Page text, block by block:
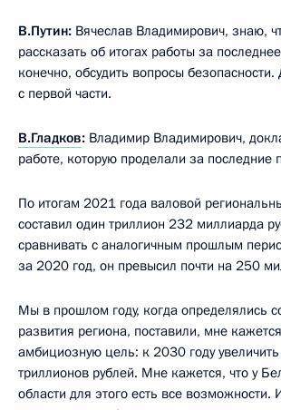
В.Путин: Вячеслав Владимирович, знаю,
рассказать об итогах работы за
конечно, обсудить вопросы
с первой части.
В.Гладков: Владимир Владимирович,
работе, которую проделали за последние
По итогам 2021 года валовой
составил один триллион 232 миллиарда
сравнивать с аналогичным прошлым
за 2020 год, он превысил почти на 250
Мы в прошлом году, когда определялись
развития региона, поставили, мне
амбициозную цель: к 2030 году
триллионов рублей. Мне кажется, что у
области для этого есть все возможности.